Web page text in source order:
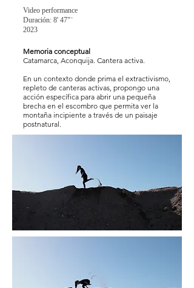
Video performance
Duración: 8' 47"¨
2023
Memoria conceptual
Catamarca, Aconquija. Cantera activa.
En un contexto donde prima el extractivismo,
repleto de canteras activas, propongo una
acción específica para abrir una pequeña
brecha en el escombro que permita ver la
montaña incipiente a través de un paisaje
postnatural.